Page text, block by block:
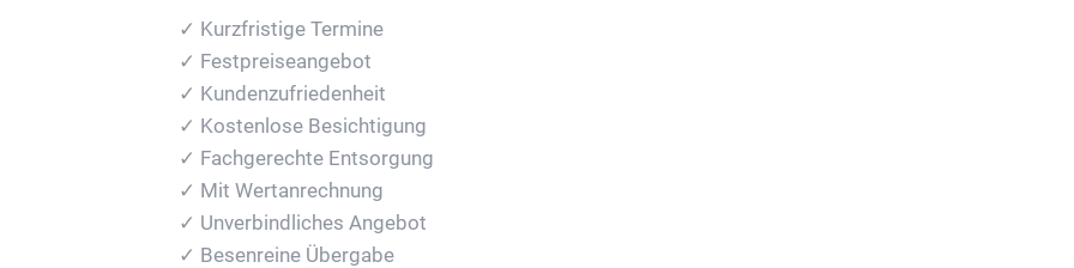
✓ Kurzfristige Termine
✓ Festpreiseangebot
✓ Kundenzufriedenheit
✓ Kostenlose Besichtigung
✓ Fachgerechte Entsorgung
✓ Mit Wertanrechnung
✓ Unverbindliches Angebot
✓ Besenreine Übergabe